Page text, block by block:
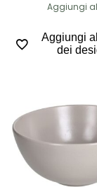
Aggiungi
Aggiungi
dei